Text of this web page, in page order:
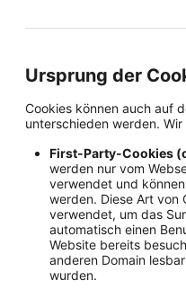
Ursprung der
Cookies können auch auf
unterschieden werden.
First-Party-Cookies
werden nur vom
verwendet und
werden. Diese Art von
verwendet, um das
automatisch einen
Website bereits
anderen Domain
wurden.